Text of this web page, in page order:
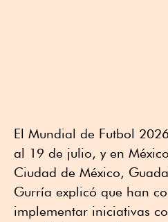
El Mundial de Futbol
al 19 de julio, y en
Ciudad de México,
Gurría explicó que han
implementar iniciativas